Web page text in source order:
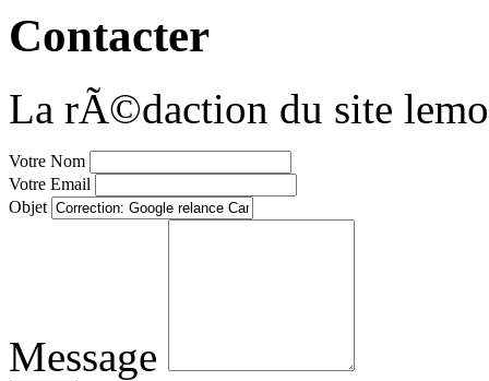
Contacter
La rÃ©daction du site
Votre Nom
Votre Email
Objet
Message